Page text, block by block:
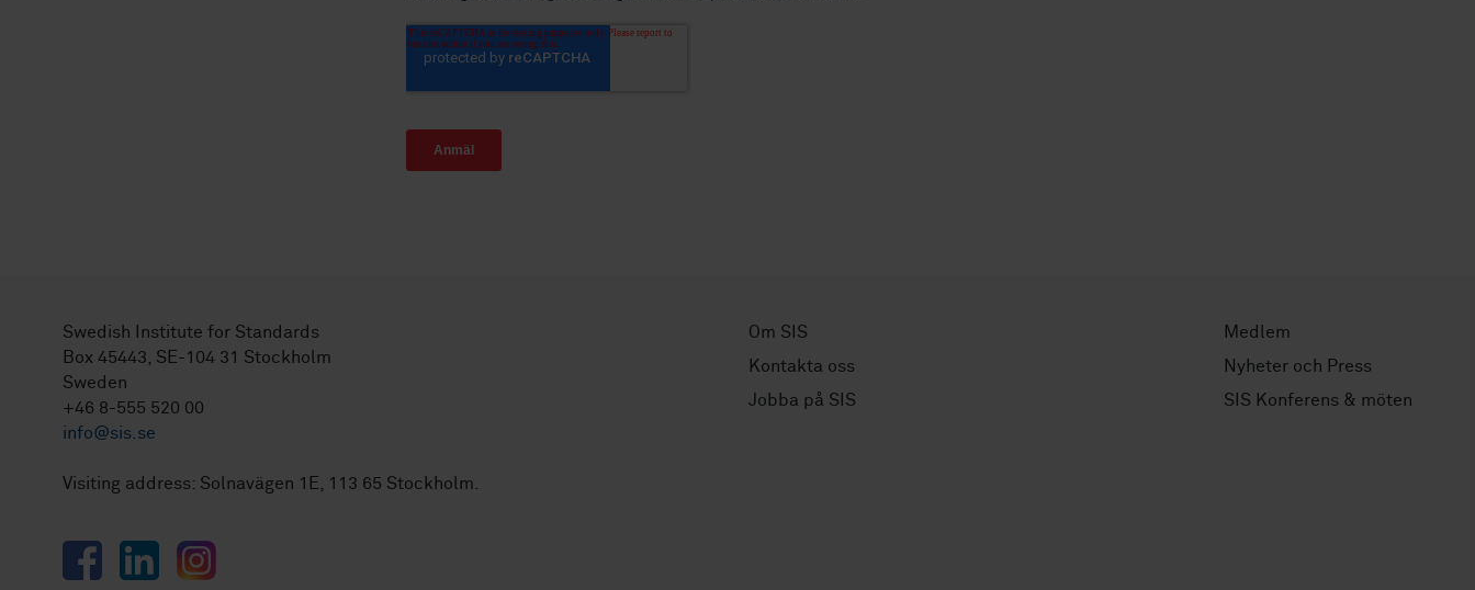
Swedish Institute for Standards
Box 45443, SE-104 31 Stockholm
Sweden
+46 8-555 520 00
info@sis.se
Visiting address: Solnavägen 1E, 113 65 Stockholm.
FacebookLinkedInInstagram
Om SIS
Kontakta oss
Jobba på SIS
Medlem
Nyheter och Press
SIS Konferens & möten